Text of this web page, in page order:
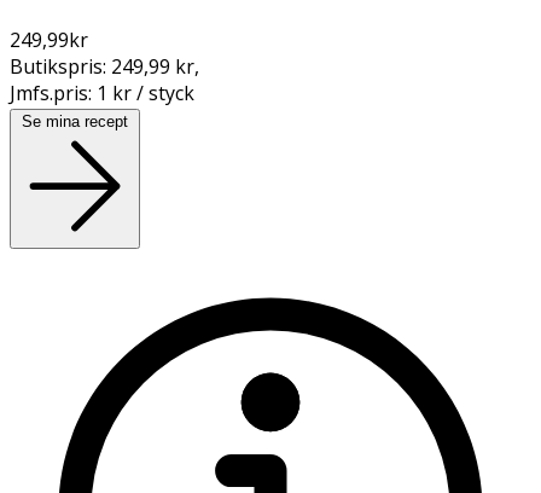
249,99kr
Butikspris: 249,99 kr,
Jmfs.pris: 1 kr / styck
Se mina recept